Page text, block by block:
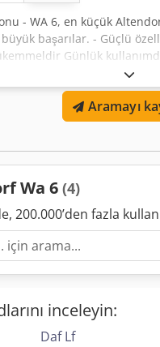
- WA 6, en küçük
başarılar. - Güçlü
Günlük
Motor 4 kW, devir 4200
maks. 72 mm manuel
Açı gönye
mm ağırlık 550 kg
Aramayı
Wa 6 (4)
200.000’den fazla
inceleyin:
Daf Lf